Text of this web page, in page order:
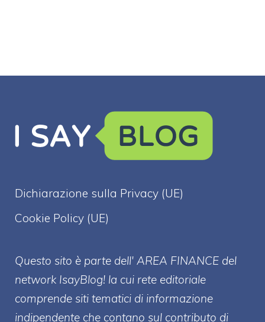
Dichiarazione sulla Privacy (UE)
Cookie Policy (UE)
Questo sito è parte dell' AREA FINANCE del
network IsayBlog! la cui rete editoriale
comprende siti tematici di informazione
indipendente che contano sul contributo di